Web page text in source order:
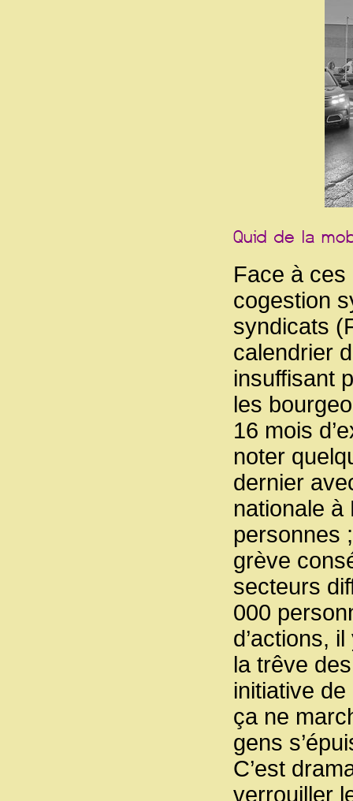
Face à
cogestion
syndicats
calendrier
insuffisant
les
16 mois
noter
dernier
nationale à
personnes
grève
secteurs
000
d’actions,
la trêve
initiative
ça ne
gens
C’est
verrouiller